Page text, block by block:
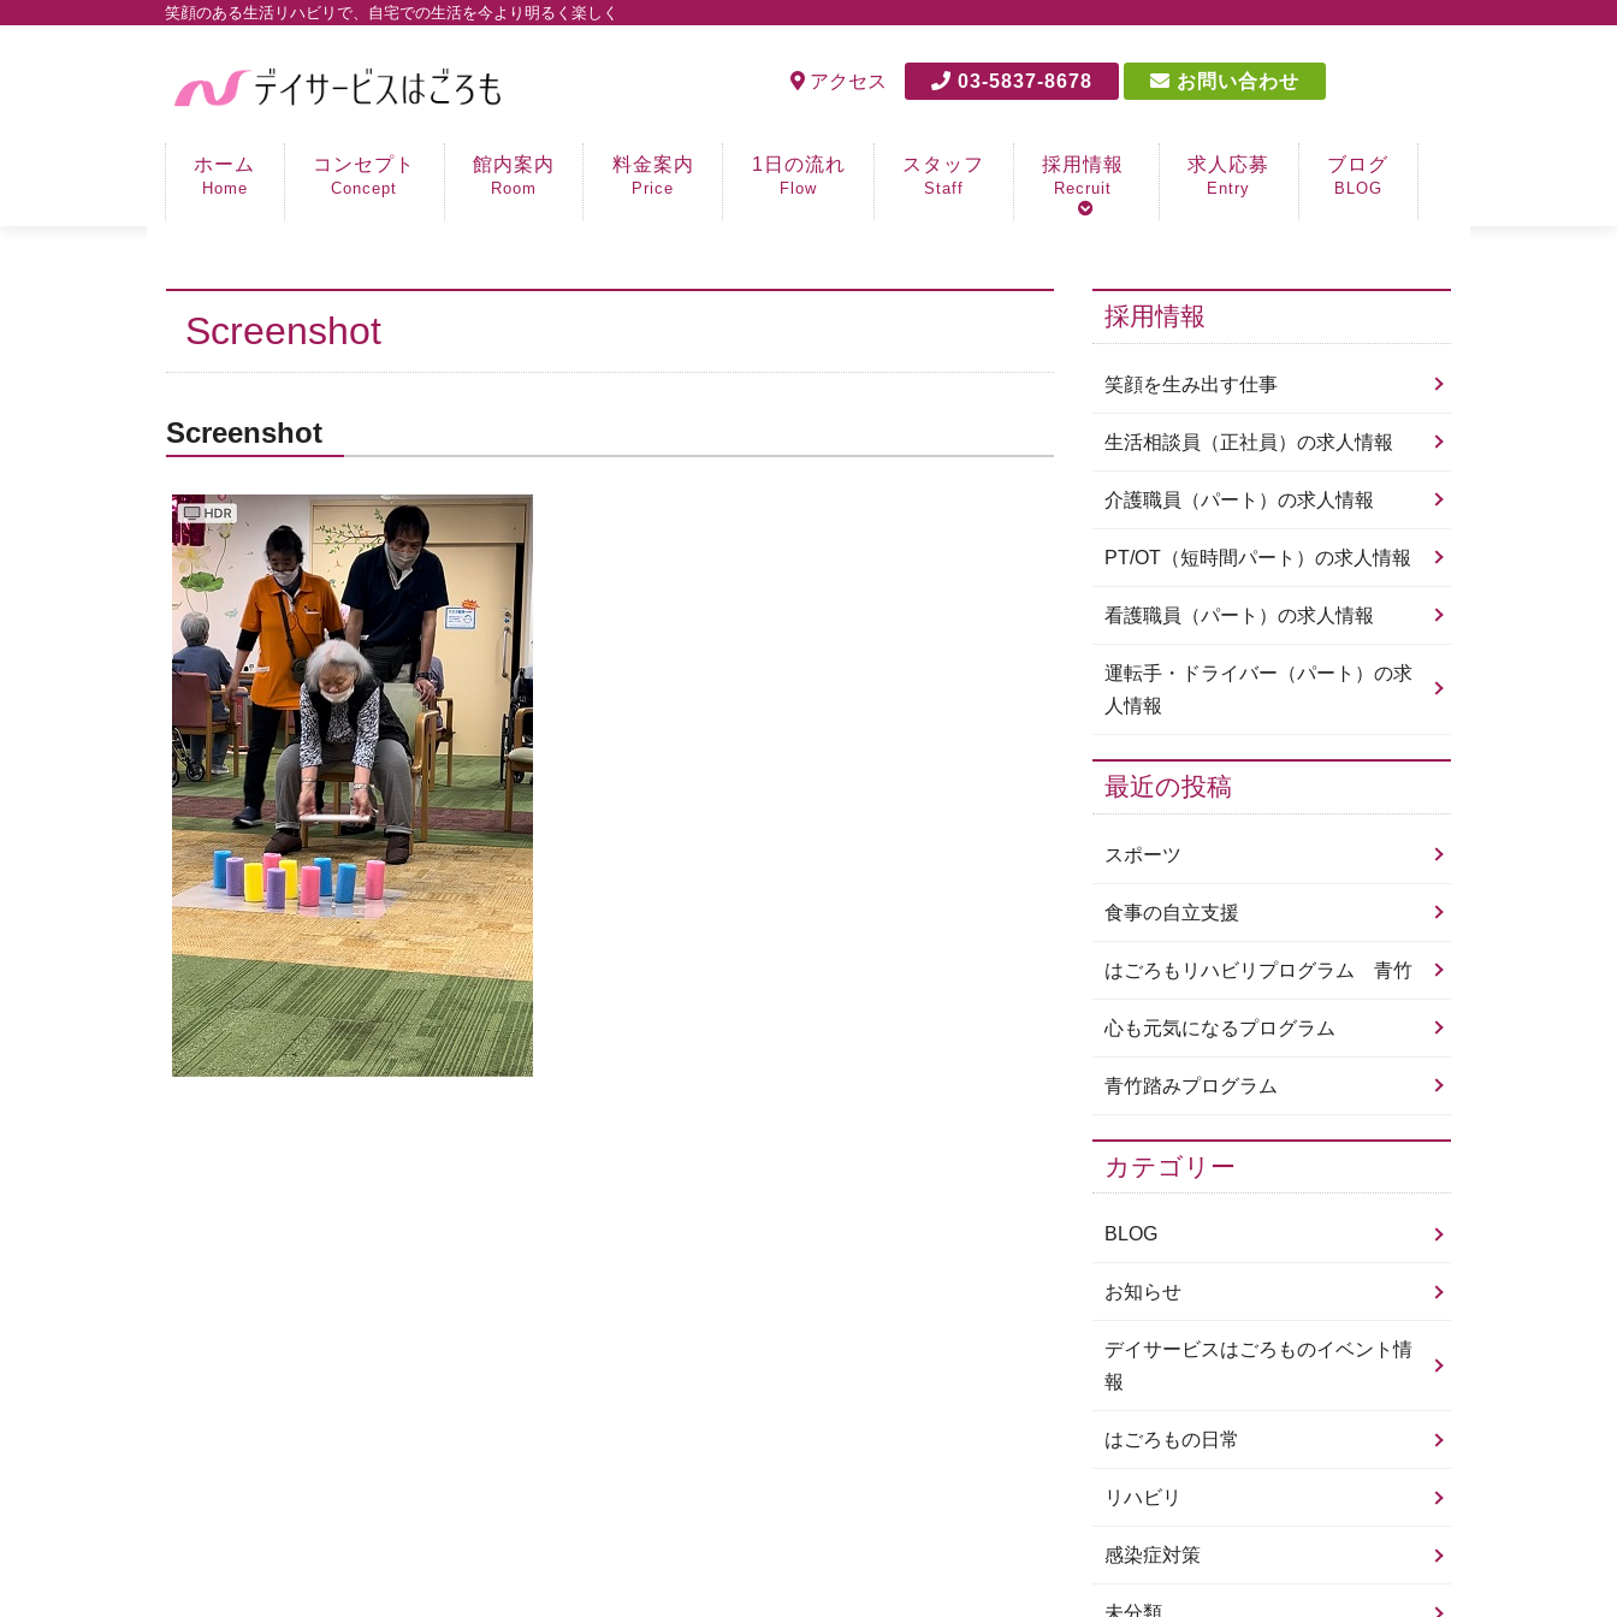
笑顔のある生活リハビリで、自宅での生活を今より明るく楽しく
アクセス 03-5837-8678 お問い合わせ
ホーム
Home
コンセプト
Concept
館内案内
Room
料金案内
Price
1日の流れ
Flow
スタッフ
Staff
採用情報
Recruit
求人応募
Entry
ブログ
BLOG
Screenshot
Screenshot
採用情報
笑顔を生み出す仕事
生活相談員（正社員）の求人情報
介護職員（パート）の求人情報
PT/OT（短時間パート）の求人情報
看護職員（パート）の求人情報
運転手・ドライバー（パート）の求
人情報
最近の投稿
スポーツ
食事の自立支援
はごろもリハビリプログラム 青竹
心も元気になるプログラム
青竹踏みプログラム
カテゴリー
BLOG
お知らせ
デイサービスはごろものイベント情
報
はごろもの日常
リハビリ
感染症対策